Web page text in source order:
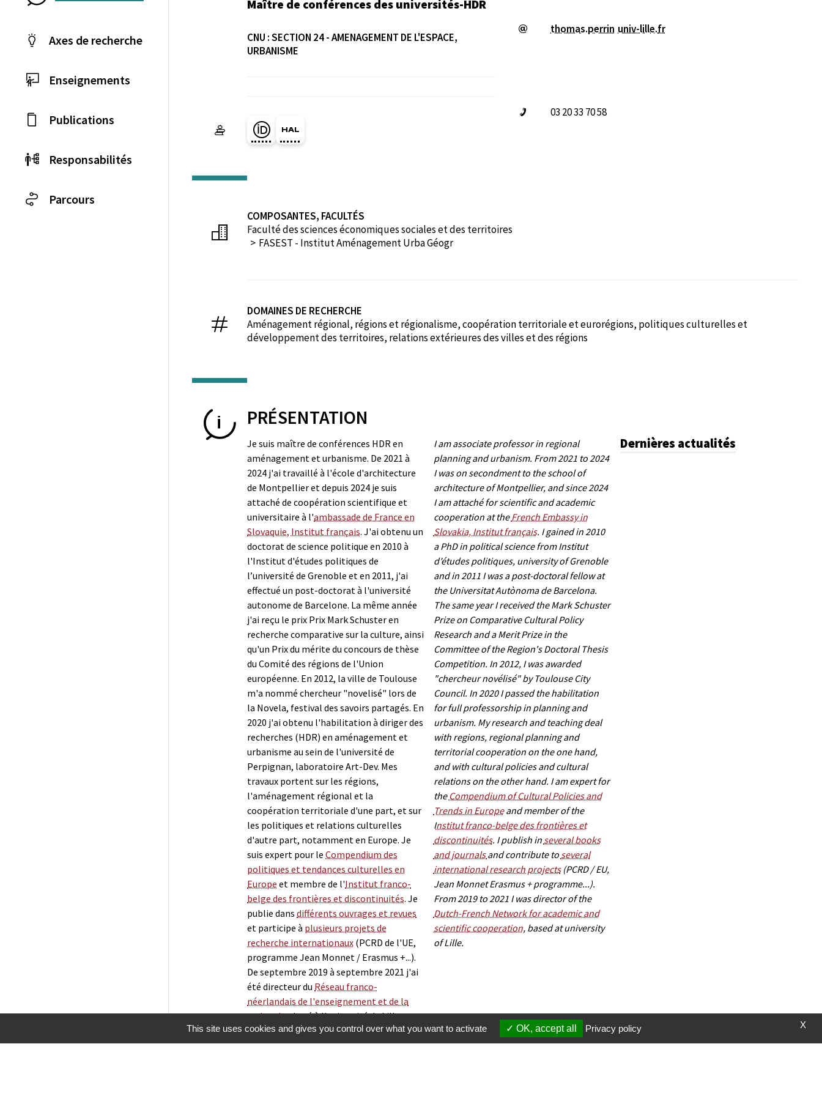
Maître de conférences des universités-HDR
CNU :SECTION 24 - AMENAGEMENT DE L'ESPACE,
URBANISME
Page Orcid du membre (Ouverture dans une nouvelle fenêtre)
HAL thomas-perrin (Ouverture dans une nouvelle fenêtre)
thomas.perrin univ-lille.fr
03 20 33 70 58
COMPOSANTES, FACULTÉS
Faculté des sciences économiques sociales et des territoires
FASEST - Institut Aménagement Urba Géogr
DOMAINES DE RECHERCHE
Aménagement régional, régions et régionalisme, coopération territoriale et eurorégions, politiques culturelles et
développement des territoires, relations extérieures des villes et des régions
Axes de recherche
Enseignements
Publications
Responsabilités
Parcours
PRÉSENTATION
Je suis maître de conférences HDR en
aménagement et urbanisme. De 2021 à
2024 j'ai travaillé à l'école d'architecture
de Montpellier et depuis 2024 je suis
attaché de coopération scientifique et
universitaire à l'ambassade de France en
Slovaquie, Institut français. J'ai obtenu un
doctorat de science politique en 2010 à
l'Institut d'études politiques de
l’université de Grenoble et en 2011, j'ai
effectué un post-doctorat à l'université
autonome de Barcelone. La même année
j'ai reçu le prix Prix Mark Schuster en
recherche comparative sur la culture, ainsi
qu'un Prix du mérite du concours de thèse
du Comité des régions de l'Union
européenne. En 2012, la ville de Toulouse
m'a nommé chercheur "novelisé" lors de
la Novela, festival des savoirs partagés. En
2020 j'ai obtenu l'habilitation à diriger des
recherches (HDR) en aménagement et
urbanisme au sein de l'université de
Perpignan, laboratoire Art-Dev. Mes
travaux portent sur les régions,
l'aménagement régional et la
coopération territoriale d'une part, et sur
les politiques et relations culturelles
d'autre part, notamment en Europe. Je
suis expert pour le Compendium des
politiques et tendances culturelles en
Europe et membre de l'Institut franco-
belge des frontières et discontinuités. Je
publie dans différents ouvrages et revues
et participe à plusieurs projets de
recherche internationaux (PCRD de l'UE,
programme Jean Monnet / Erasmus +...).
De septembre 2019 à septembre 2021 j'ai
été directeur du Réseau franco-
néerlandais de l'enseignement et de la
recherche, basé à l'université de Lille.
I am associate professor in regional
planning and urbanism. From 2021 to 2024
I was on secondment to the school of
architecture of Montpellier, and since 2024
I am attaché for scientific and academic
cooperation at theFrench Embassy in
Slovakia, Institut français. I gained in 2010
a PhD in political science from Institut
d’études politiques, university of Grenoble
and in 2011 I was a post-doctoral fellow at
the Universitat Autònoma de Barcelona.
The same yearI received the Mark Schuster
Prize on Comparative Cultural Policy
Research and a Merit Prize in the
Committee of the Region's Doctoral Thesis
Competition. In 2012, I was awarded
"chercheur novélisé" by Toulouse City
Council. In 2020 I passed the habilitation
for full professorship in planning and
urbanism. My research and teaching deal
with regions, regional planning and
territorial cooperation on the one hand,
and with cultural policies and cultural
relations on the other hand. I am expert for
the Compendium of Cultural Policies and
Trends in Europeand member of the
Institut franco-belge des frontières et
discontinuités. I publish in several books
and journalsand contribute to several
international research projects(PCRD / EU,
Jean Monnet Erasmus + programme...).
From 2019 to 2021 I was director of the
Dutch-French Network for academic and
scientific cooperation, based at university
of Lille.
Dernières actualités
X
This site uses cookies and gives you control over what you want to activate OK, accept all Privacy policy